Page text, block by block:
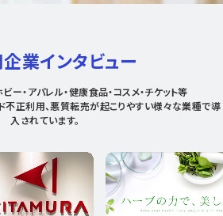
業インタビュー
ー・アパレル・健康食品・コスメ・チケット等
不正利用、悪質転売が起こりやすい様々な業種で導
入されています。